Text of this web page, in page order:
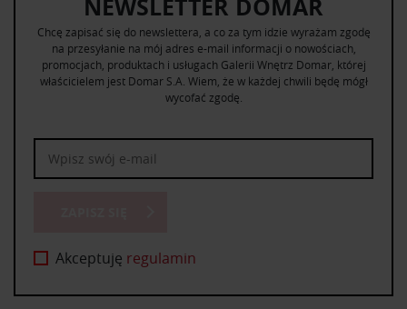
NEWSLETTER DOMAR
Chcę zapisać się do newslettera, a co za tym idzie wyrażam zgodę
na przesyłanie na mój adres e-mail informacji o nowościach,
promocjach, produktach i usługach Galerii Wnętrz Domar, której
właścicielem jest Domar S.A. Wiem, że w każdej chwili będę mógł
wycofać zgodę.
Akceptuję regulamin